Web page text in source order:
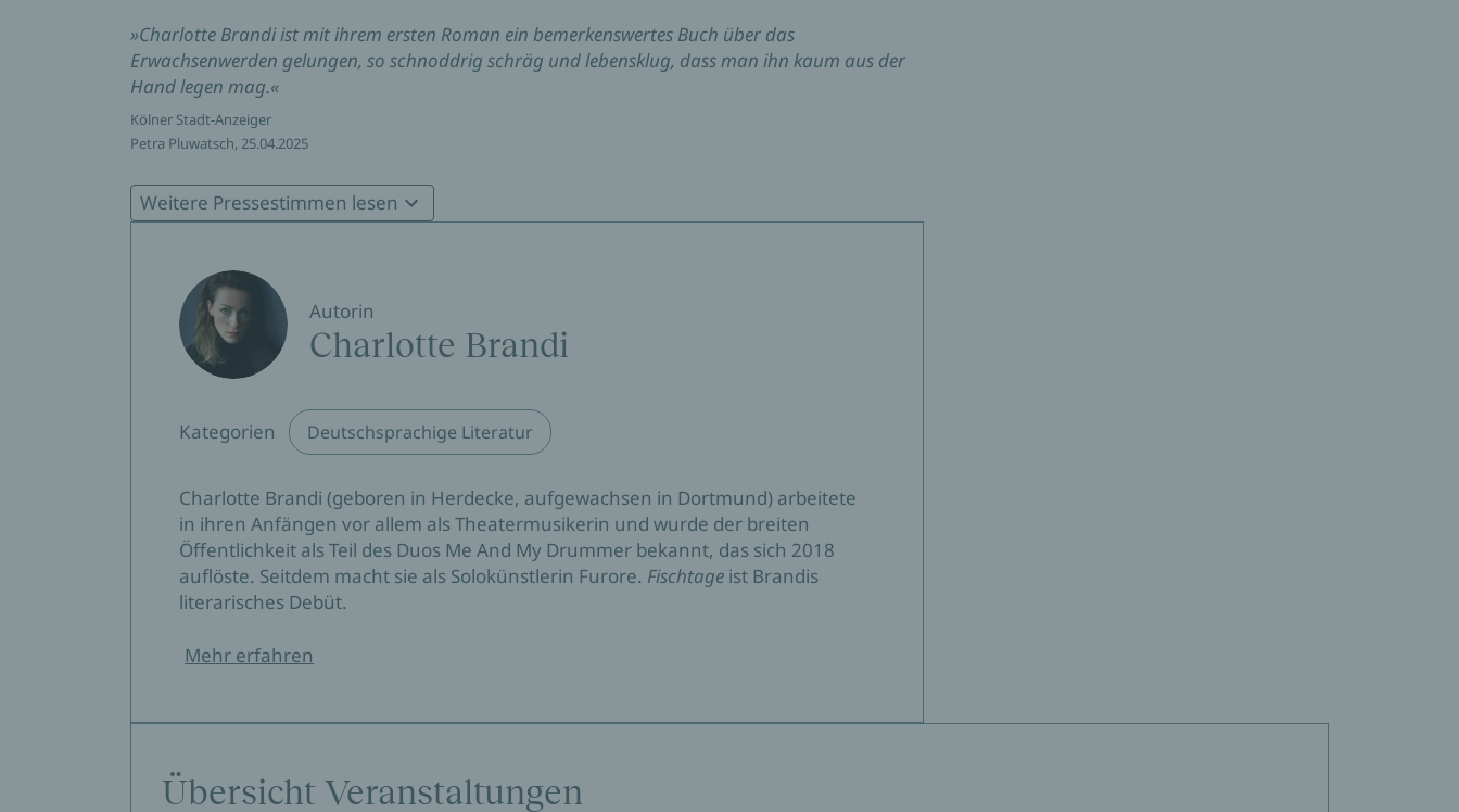
»Charlotte Brandi ist mit ihrem ersten Roman ein bemerkenswertes Buch über das
Erwachsenwerden gelungen, so schnoddrig schräg und lebensklug, dass man ihn kaum aus der
Hand legen mag.«
Kölner Stadt-Anzeiger
Petra Pluwatsch, 25.04.2025
»Die große Stadt mit kleinem Ego ist dabei nicht Kulisse, sondern Hauptakteur: „Fischtage“ ist ein
großer Dortmund-Roman.«
»Fischtage ist ein Coming-of-Age-Roman, in dem wir Ella kennenlernen, 16 Jahre alt und
ausgestattet mit einer enormen Portion Wut.«
»Ein zartes und gleichzeitig sehr, sehr wütendes Buch.«
»Mit Fischtage hat Charlotte Brandi nicht nur einen Roman geschrieben sondern auch eine neue
künstlerische Ausdrucksform für sich entdeckt. Ihre Sprache ist direkt doch voller poetischer
Bilder. Die Geschichte überrascht und berührt zugleich.«
SWR Aktuell
»Starkes Debüt einer Musikerin, die auch hier Gefühle zum Klingen bringt.«
Angela Wittmann, 26.03.2025
Weitere Pressestimmen lesen
Autorin
Charlotte Brandi
Kategorien Deutschsprachige Literatur
Charlotte Brandi (geboren in Herdecke, aufgewachsen in Dortmund) arbeitete
in ihren Anfängen vor allem als Theatermusikerin und wurde der breiten
Öffentlichkeit als Teil des Duos Me And My Drummer bekannt, das sich 2018
auflöste. Seitdem macht sie als Solokünstlerin Furore. Fischtage ist Brandis
literarisches Debüt.
Mehr erfahren
Übersicht Veranstaltungen